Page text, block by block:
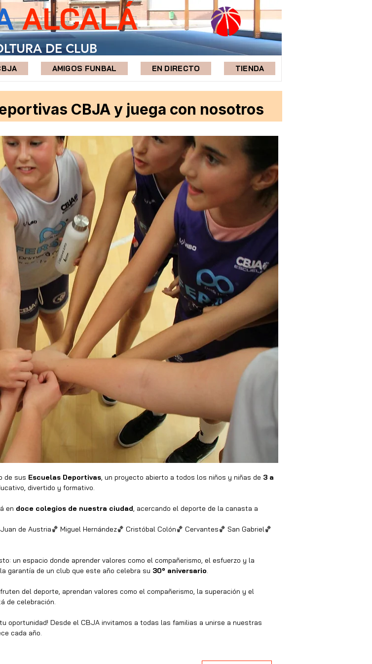
ALCALÁ
DE CLUB
AMIGOS FUNBAL EN DIRECTO TIENDA
CBJA y juega con nosotros
de sus Escuelas Deportivas, un proyecto abierto a todos los niños y niñas de 3 a
divertido y formativo.
en doce colegios de nuestra ciudad, acercando el deporte de la canasta a
de Austria🏀 Miguel Hernández🏀 Cristóbal Colón🏀 Cervantes🏀 San Gabriel🏀
un espacio donde aprender valores como el compañerismo, el esfuerzo y la
garantía de un club que este año celebra su 30º aniversario.
del deporte, aprendan valores como el compañerismo, la superación y el
de celebración.
oportunidad! Desde el CBJA invitamos a todas las familias a unirse a nuestras
cada año.